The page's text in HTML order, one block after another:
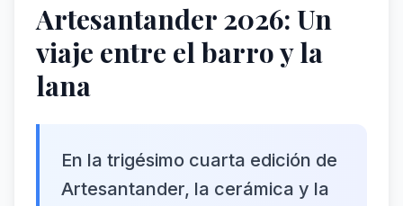
Artesantander 2026: Un
viaje entre el barro y la
lana
En la trigésimo cuarta edición de
Artesantander, la cerámica y la